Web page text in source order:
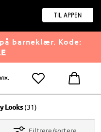
til appen
barneklær. Kode:
Looks (31)